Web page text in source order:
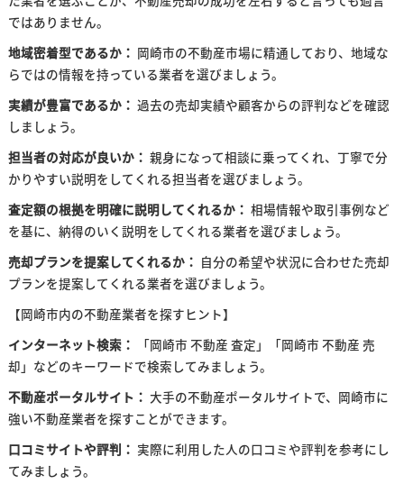
ではありません。
地域密着型であるか： 岡崎市の不動産市場に精通しており、地域な
らではの情報を持っている業者を選びましょう。
実績が豊富であるか： 過去の売却実績や顧客からの評判などを確認
しましょう。
担当者の対応が良いか： 親身になって相談に乗ってくれ、丁寧で分
かりやすい説明をしてくれる担当者を選びましょう。
査定額の根拠を明確に説明してくれるか： 相場情報や取引事例など
を基に、納得のいく説明をしてくれる業者を選びましょう。
売却プランを提案してくれるか： 自分の希望や状況に合わせた売却
プランを提案してくれる業者を選びましょう。
【岡崎市内の不動産業者を探すヒント】
インターネット検索：
「岡崎市 不動産 査定」「岡崎市 不動産 売
却」などのキーワードで検索してみましょう。
不動産ポータルサイト： 大手の不動産ポータルサイトで、岡崎市に
強い不動産業者を探すことができます。
口コミサイトや評判： 実際に利用した人の口コミや評判を参考にし
てみましょう。